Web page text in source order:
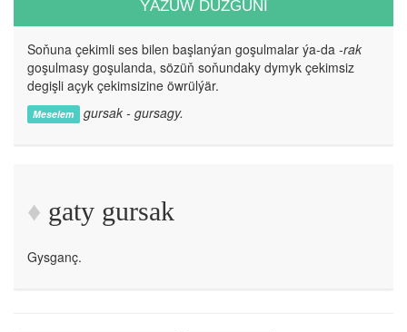
ÝAZUW DÜZGÜNI
Soňuna çekimli ses bilen başlanýan goşulmalar ýa-da -rak
goşulmasy goşulanda, sözüň soňundaky dymyk çekimsiz
degişli açyk çekimsizine öwrülýär.
Meselem gursak - gursagy.
gaty gursak
Gysganç.